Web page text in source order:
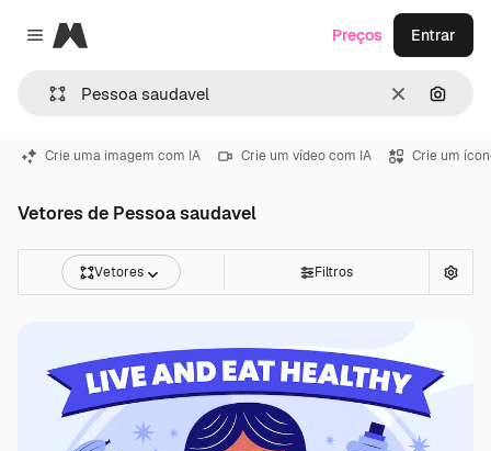
Close menu
Magnific
Limpar
Preços Entrar
Crie uma imagem com IA Crie um vídeo com IA Crie um
Vetores de Pessoa saudavel
Vetores Filtros